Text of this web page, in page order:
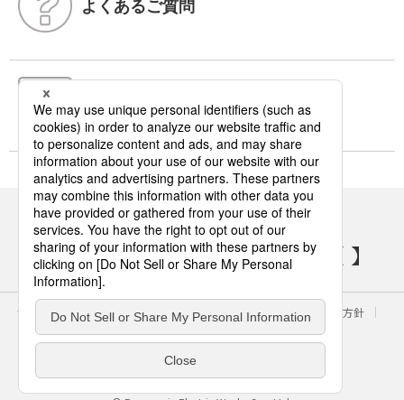
よくあるご質問
パナソニックの電気設備 SNSアカウント
サイトのご利用にあたって クッキーポリシー
個人情報保護方針
パナソニック ホールディングス
Area/Country
電気・建築設備（ビジネス）